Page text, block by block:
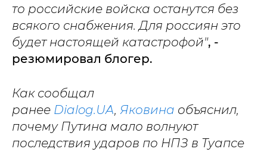
то российские войска останутся без
всякого снабжения. Для россиян это
будет настоящей катастрофой", -
резюмировал блогер.
Как сообщал
ранее Dialog.UA, Яковина объяснил,
почему Путина мало волнуют
последствия ударов по НПЗ в Туапсе